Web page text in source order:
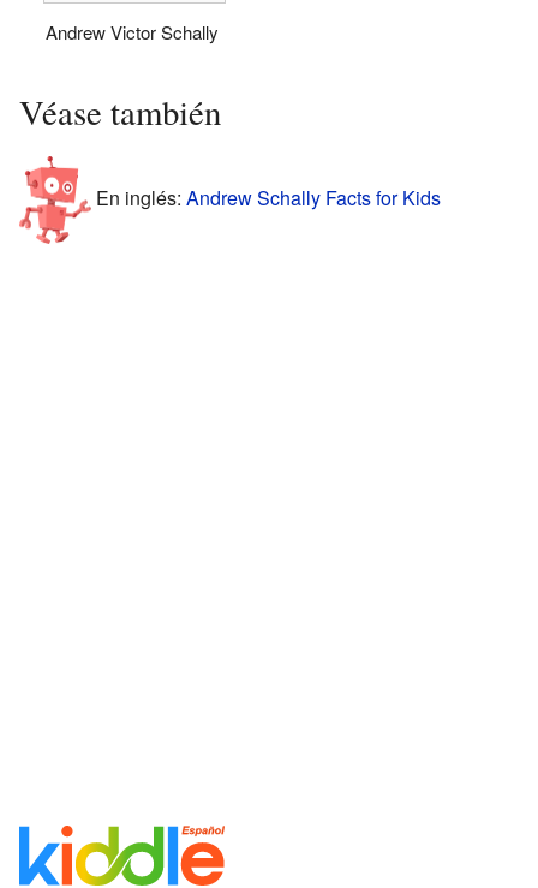
Andrew Victor Schally
Véase también
En inglés: Andrew Schally Facts for Kids